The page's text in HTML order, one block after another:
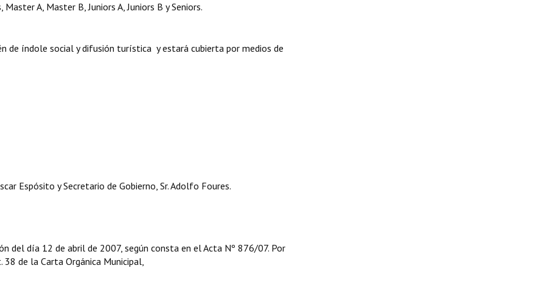
A, Master B, Juniors A, Juniors B y Seniors.
de índole social y difusión turística y estará cubierta por medios de
Espósito y Secretario de Gobierno, Sr. Adolfo Foures.
del día 12 de abril de 2007, según consta en el Acta Nº 876/07. Por
de la Carta Orgánica Municipal,